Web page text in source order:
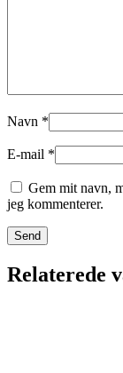
Navn *
E-mail *
Gem mit navn,
jeg kommenterer.
Relaterede